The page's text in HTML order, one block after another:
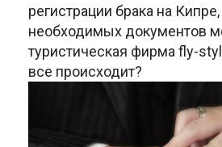
регистрации брака на
необходимых документов
туристическая фирма fly-
все происходит?